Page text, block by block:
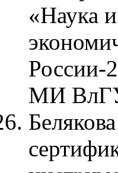
«Наука
России-
МИ